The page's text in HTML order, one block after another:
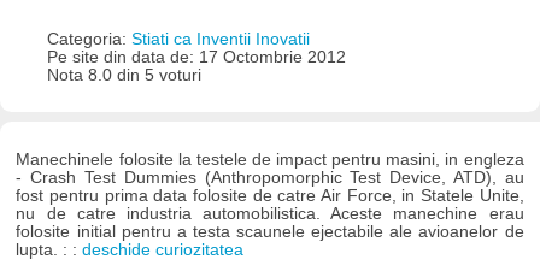
Categoria: Stiati ca Inventii Inovatii
Pe site din data de: 17 Octombrie 2012
Nota 8.0 din 5 voturi
Manechinele folosite la testele de impact pentru masini, in engleza
- Crash Test Dummies (Anthropomorphic Test Device, ATD), au
fost pentru prima data folosite de catre Air Force, in Statele Unite,
nu de catre industria automobilistica. Aceste manechine erau
folosite initial pentru a testa scaunele ejectabile ale avioanelor de
lupta. : :deschide curiozitatea